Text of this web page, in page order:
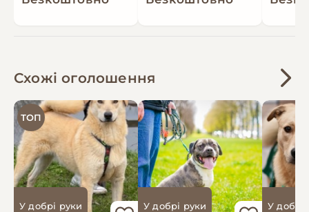
Схожі оголошення
ТОП
У добрі руки У добрі руки У добрі